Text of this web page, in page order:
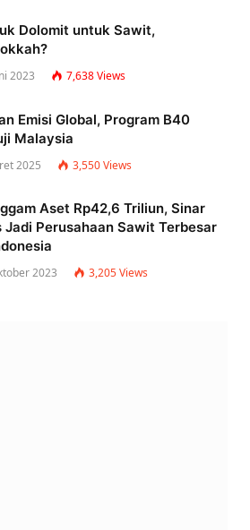
Dolomit untuk Sawit,
2023 7,638Views
Emisi Global, Program B40
Malaysia
2025 3,550Views
Aset Rp42,6 Triliun, Sinar
Jadi Perusahaan Sawit Terbesar
2023 3,205Views